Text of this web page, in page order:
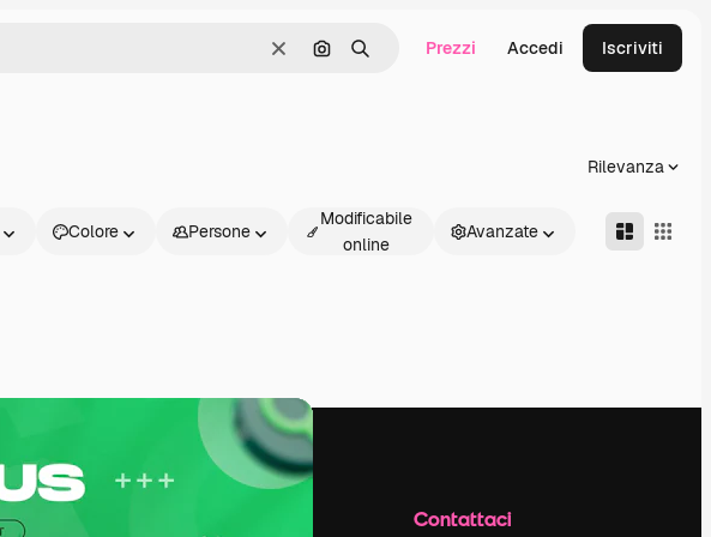
CancellaCerca per immagine
Ricerca Prezzi Accedi Iscriviti
Rilevanza
Colore Persone
Modificabile
online
Avanzate
Contattaci